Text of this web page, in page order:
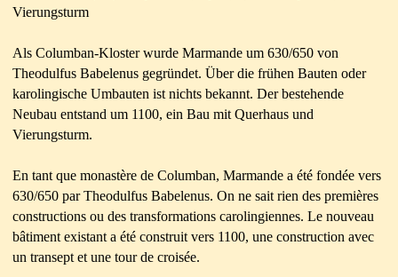
Vierungsturm
Als Columban-Kloster wurde Marmande um 630/650 von
Theodulfus Babelenus gegründet. Über die frühen Bauten oder
karolingische Umbauten ist nichts bekannt. Der bestehende
Neubau entstand um 1100, ein Bau mit Querhaus und
Vierungsturm.
En tant que monastère de Columban, Marmande a été fondée vers
630/650 par Theodulfus Babelenus. On ne sait rien des premières
constructions ou des transformations carolingiennes. Le nouveau
bâtiment existant a été construit vers 1100, une construction avec
un transept et une tour de croisée.